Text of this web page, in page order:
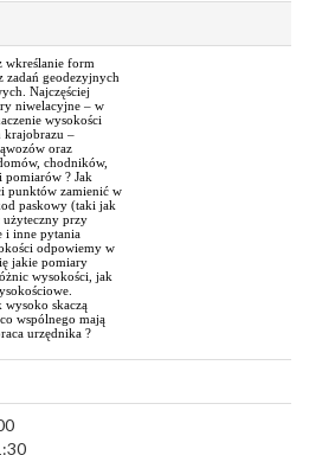
wkreślanie form
zadań geodezyjnych
Najczęściej
niwelacyjne – w
wysokości
krajobrazu –
oraz
chodników,
? Jak
punktów zamienić w
paskowy (taki jak
użyteczny przy
i inne pytania
odpowiemy w
jakie pomiary
wysokości, jak
wysoko skaczą
wspólnego mają
urzędnika ?